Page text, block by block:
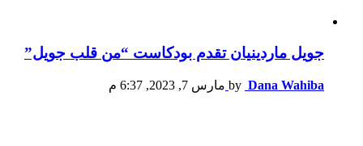
جويل ماردينيان تقدم بودكاست “من قلب جويل”
by Dana Wahiba مارس 7, 2023, 6:37 م